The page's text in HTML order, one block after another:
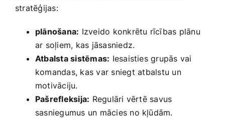
stratēģijas:
plānošana: Izveido konkrētu​ rīcības plānu
ar soļiem, kas jāsasniedz.
Atbalsta sistēmas: Iesaisties grupās vai
komandas, kas var sniegt ⁢atbalstu un
motivāciju.
Pašrefleksija: Regulāri vērtē ‌savus⁢
sasniegumus un mācies ​no ‌kļūdām.